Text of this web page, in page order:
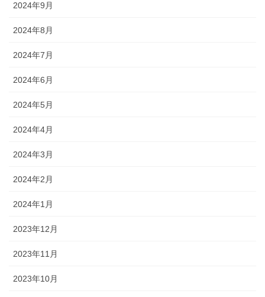
2024年9月
2024年8月
2024年7月
2024年6月
2024年5月
2024年4月
2024年3月
2024年2月
2024年1月
2023年12月
2023年11月
2023年10月